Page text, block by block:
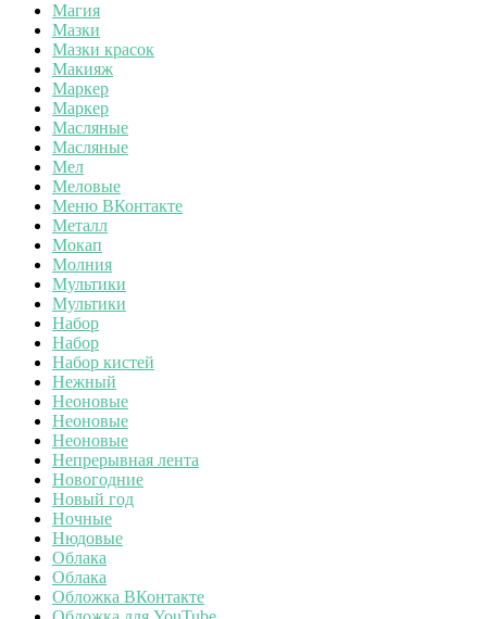
Магия
Мазки
Мазки красок
Макияж
Маркер
Маркер
Масляные
Масляные
Мел
Меловые
Меню ВКонтакте
Металл
Мокап
Молния
Мультики
Мультики
Набор
Набор
Набор кистей
Нежный
Неоновые
Неоновые
Неоновые
Непрерывная лента
Новогодние
Новый год
Ночные
Нюдовые
Облака
Облака
Обложка ВКонтакте